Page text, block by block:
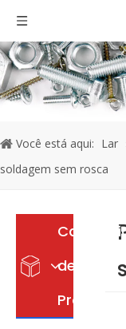
Você está aqui: Lar
soldagem sem rosca
de
Produto